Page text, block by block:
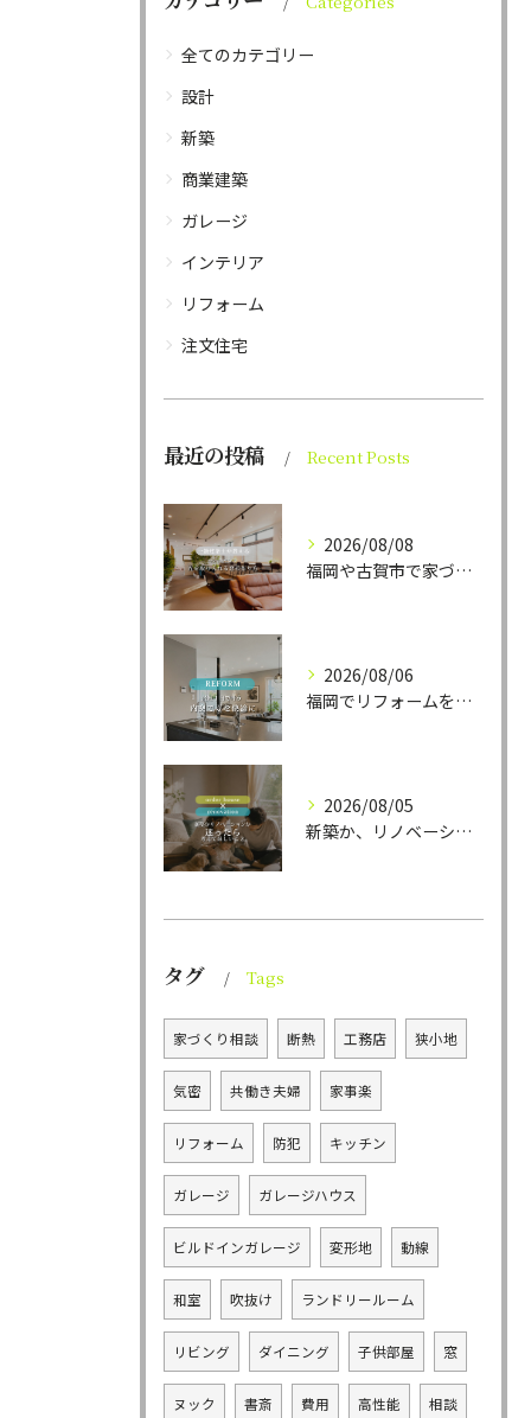
全てのカテゴリー
設計
新築
商業建築
ガレージ
インテリア
リフォーム
注文住宅
最近の投稿 Recent Posts
2026/08/08
福岡や古賀市で家づくりをされている方から、そんなご相談をよく...
2026/08/06
福岡でリフォームをお考えの方、必見。
2026/08/05
新築か、リノベーションか。
タグ Tags
家づくり相談 断熱 工務店 狭小地
気密 共働き夫婦 家事楽
リフォーム 防犯 キッチン
ガレージ ガレージハウス
ビルドインガレージ 変形地 動線
和室 吹抜け ランドリールーム
リビング ダイニング 子供部屋 窓
ヌック 書斎 費用 高性能 相談